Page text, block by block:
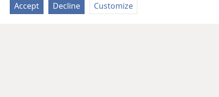
Accept Decline Customize